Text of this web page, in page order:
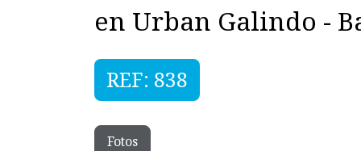
en Urban Galindo -
REF: 838
Fotos